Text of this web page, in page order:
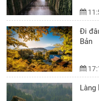
Đi
Bản
Làng